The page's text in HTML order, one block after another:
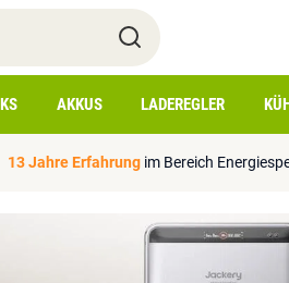
AKKUS LADEREGLER
13 Jahre Erfahrung im Bereich